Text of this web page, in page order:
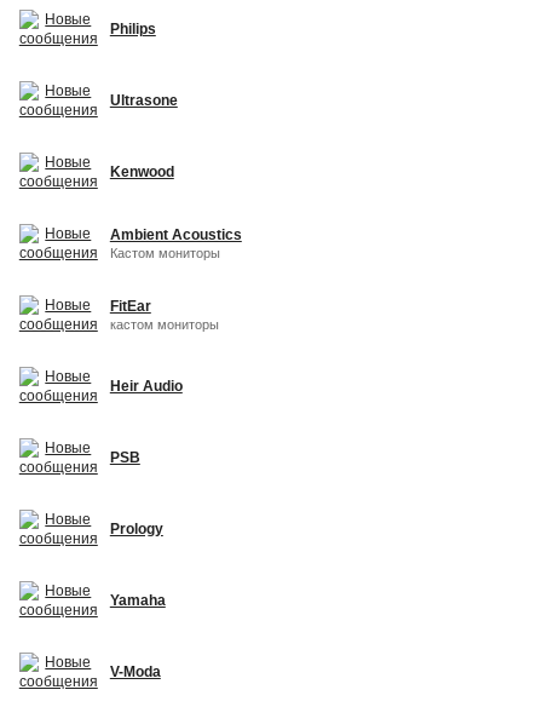
Philips
Ultrasone
Kenwood
Ambient Acoustics
Кастом мониторы
FitEar
кастом мониторы
Heir Audio
PSB
Prology
Yamaha
V-Moda